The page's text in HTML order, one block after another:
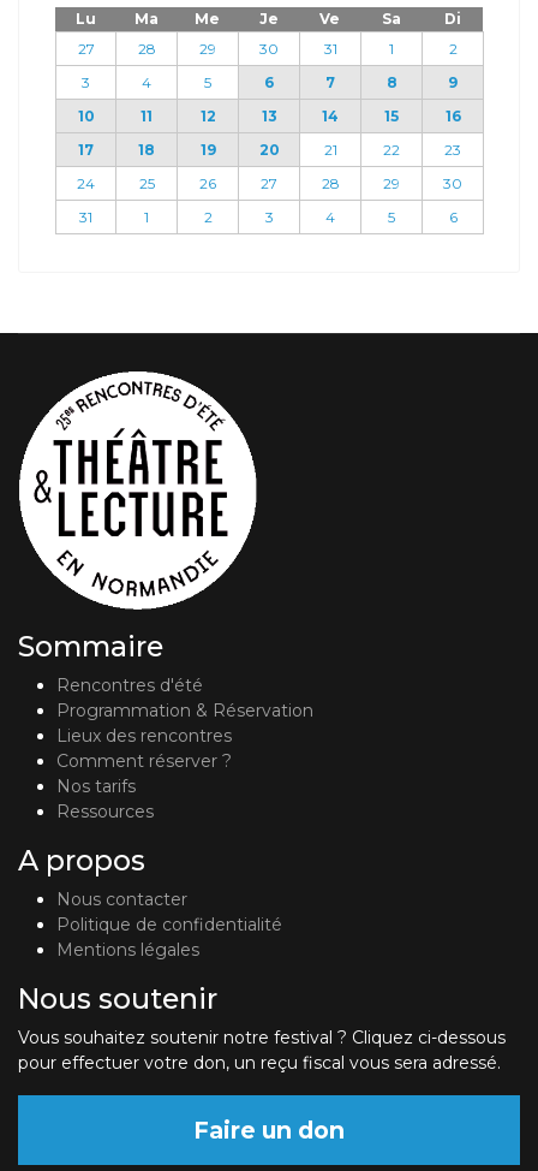
Lu Ma Me Je Ve Sa
Di
27
28 29 30 31 1
2
3
4 5 6 7 8
9
10
11 12 13 14 15
16
17
18 19 20 21 22
23
24
25 26 27 28 29
30
31
1 2 3 4 5 6
Sommaire
Rencontres d'été
Programmation & Réservation
Lieux des rencontres
Comment réserver ?
Nos tarifs
Ressources
A propos
Nous contacter
Politique de confidentialité
Mentions légales
Nous soutenir
Vous souhaitez soutenir notre festival ? Cliquez ci-dessous
pour effectuer votre don, un reçu fiscal vous sera adressé.
Faire un don